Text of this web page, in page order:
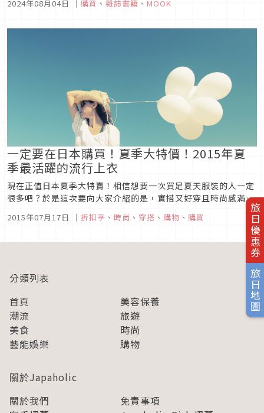
旅日優惠券
旅日地圖
飛兔收納包也是內外兼具超實用，最可愛的贈品都在這一期囉！
2024年08月04日 ｜ 購買 、 雜誌書籍 、 MOOK
一定要在日本購買！夏季大特價！2015年夏
季最活躍的流行上衣
現在正值日本夏季大特賣！相信想要一次買足夏天服裝的人一定
很多吧？於是這次要向大家介紹的是，實搭又好穿且時尚感滿載
的必備上衣單品。 Logo T恤，充滿玩心的復古時尚穿
搭！ Photo by ZOZOTOWN(KBF)這個夏天，Logo T恤成為
2015年07月17日 ｜ 折扣季 、 時尚 、 穿搭 、 購物 、 購買
分類列表
首頁
美容保養
潮流
旅遊
美食
時尚
藝能娛樂
購物
關於Japaholic
關於我們
免責事項